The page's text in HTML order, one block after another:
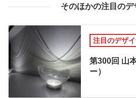
そのほかの注目のデ
注目のデザ
第300回 山
ー）